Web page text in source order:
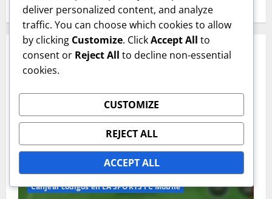
RELATED STORIES
Canjear códigos en EA SPORTS FC Mobile
deliver personalized content, and analyze
traffic. You can choose which cookies to allow
by clicking Customize. ClickAccept All to
consent or Reject All to decline non-essential
cookies.
CUSTOMIZE
REJECT ALL
ACCEPT ALL